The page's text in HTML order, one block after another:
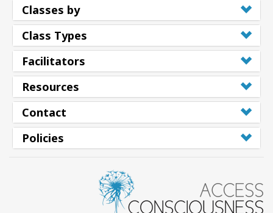
Classes by
Class Types
Facilitators
Resources
Contact
Policies